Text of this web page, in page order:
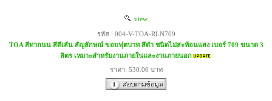
view
รหัส : 004-V-TOA-RLN709
TOA สีทาถนน สีตีเส้น สัญลักษณ์ ขอบฟุตบาท สีดำ ชนิดไม่สะท้อนแสง เบอร์ 709 ขนาด 3
ลิตร เหมาะสำหรับงานภายในและงานภายนอก
ราคา: 530.00 บาท